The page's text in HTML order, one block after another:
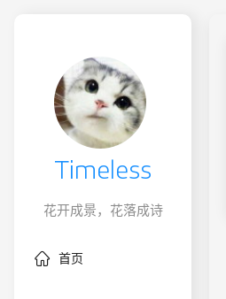
Timeless
花开成景，花落成诗
首页